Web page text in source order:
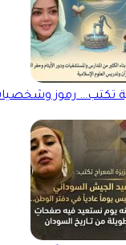
تكتب… رموز